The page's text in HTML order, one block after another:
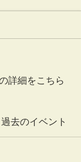
詳細をこちら
過去のイベント